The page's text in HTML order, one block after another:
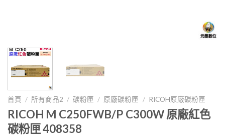
首頁 / 所有商品2 / 碳粉匣 / 原廠碳粉匣 / RICOH原廠碳粉匣
RICOH M C250FWB/P C300W 原廠紅色
碳粉匣 408358